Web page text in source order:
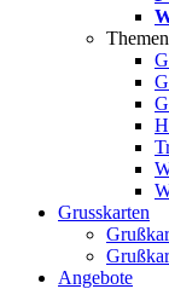
Themen
Grusskarten
Angebote